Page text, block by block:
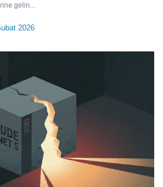
gelin...
2026